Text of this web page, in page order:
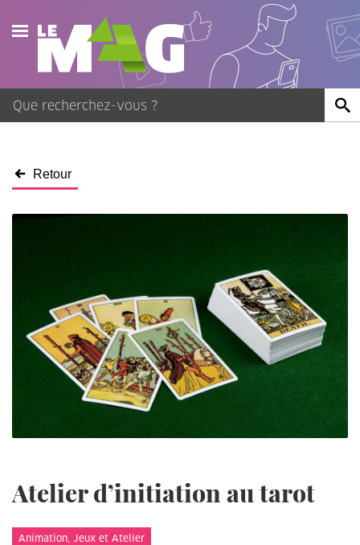
Actualités
Agenda
Retour
Atelier d’initiation au tarot
Animation, Jeux et Atelier